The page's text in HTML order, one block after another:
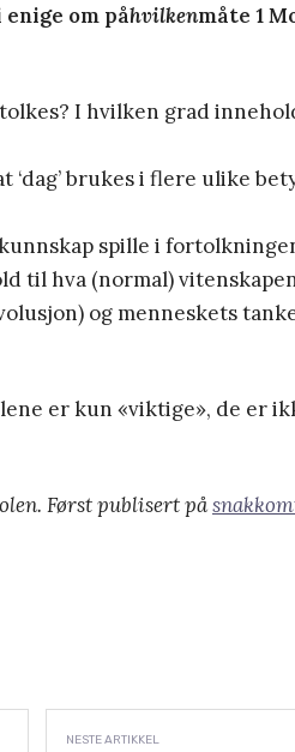
om påhvilkenmåte 1
I hvilken grad
‘dag’ brukes i flere ulike
spille i
til hva (normal)
og menneskets
er kun «viktige», de er
Først publisert på